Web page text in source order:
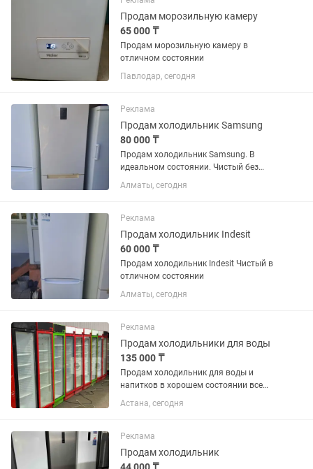
Продам морозильную камеру
65 000 ₸
Продам морозильную камеру в
отличном состоянии
Павлодар, сегодня
Реклама
Продам холодильник Samsung
80 000 ₸
Продам холодильник Samsung. В
идеальном состоянии. Чистый без
запахов резинки целые. Возможно
доставка
Алматы, сегодня
Реклама
Продам холодильник Indesit
60 000 ₸
Продам холодильник Indesit Чистый в
отличном состоянии
Алматы, сегодня
Реклама
Продам холодильники для воды
135 000 ₸
Продам холодильник для воды и
напитков в хорошем состоянии все
работает без дефектов
Астана, сегодня
Реклама
Продам холодильник